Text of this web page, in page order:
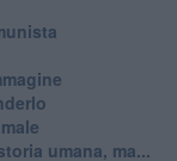
umana, ma...